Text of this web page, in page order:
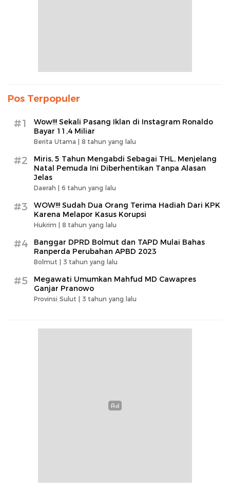
Pos Terpopuler
#1
Wow!!! Sekali Pasang Iklan di Instagram Ronaldo
Bayar 11,4 Miliar
Berita Utama | 8 tahun yang lalu
#2
Miris, 5 Tahun Mengabdi Sebagai THL, Menjelang
Natal Pemuda Ini Diberhentikan Tanpa Alasan
Jelas
Daerah | 6 tahun yang lalu
#3
WOW!!! Sudah Dua Orang Terima Hadiah Dari KPK
Karena Melapor Kasus Korupsi
Hukrim | 8 tahun yang lalu
#4
Banggar DPRD Bolmut dan TAPD Mulai Bahas
Ranperda Perubahan APBD 2023
Bolmut | 3 tahun yang lalu
#5
Megawati Umumkan Mahfud MD Cawapres
Ganjar Pranowo
Provinsi Sulut | 3 tahun yang lalu